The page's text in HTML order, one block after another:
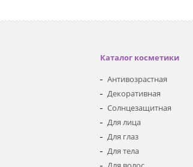
Каталог косметики
Антивозрастная
Декоративная
Солнцезащитная
Для лица
Для глаз
Для тела